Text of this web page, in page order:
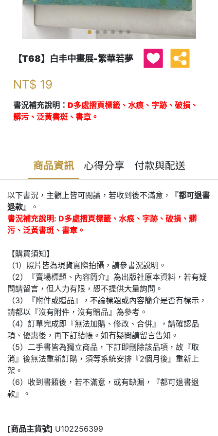
【T68】白丰中畫展-繁華若夢
NT$ 19
書況補充說明： D多處摺頁標籤、水痕、字跡、破損、
髒污、泛黃書斑、書章。
商品資訊 心得分享 付款與配送
以下書況，主觀上皆可閱讀，若收到後不滿意，『都可退書
退款』。
書況補充說明: D多處摺頁標籤、水痕、字跡、破損、髒
污、泛黃書斑、書章。
【購買須知】
（1）照片皆為現貨實際拍攝，請參書況說明。
（2）『賣場標題、內容簡介』為出版社原本資料，若有疑
問請留言，但人力有限，恕不提供大量詢問。
（3）『附件或贈品』，不論標題或內容簡介是否有標示，
請都以『沒有附件，沒有贈品』為參考。
（4）訂單完成即『無法加購、修改、合併』，請確認品
項、優惠後，再下訂結帳。如有疑問請留言告知。
（5）二手書皆為獨立商品，下訂即刪除該品項，故『取
消』後無法重新訂購，須等系統安排『2個月後』重新上
架。
（6）收到書籍後，若不滿意，或有缺漏，『都可退書退
款』。
[商品主貨號] U102256399